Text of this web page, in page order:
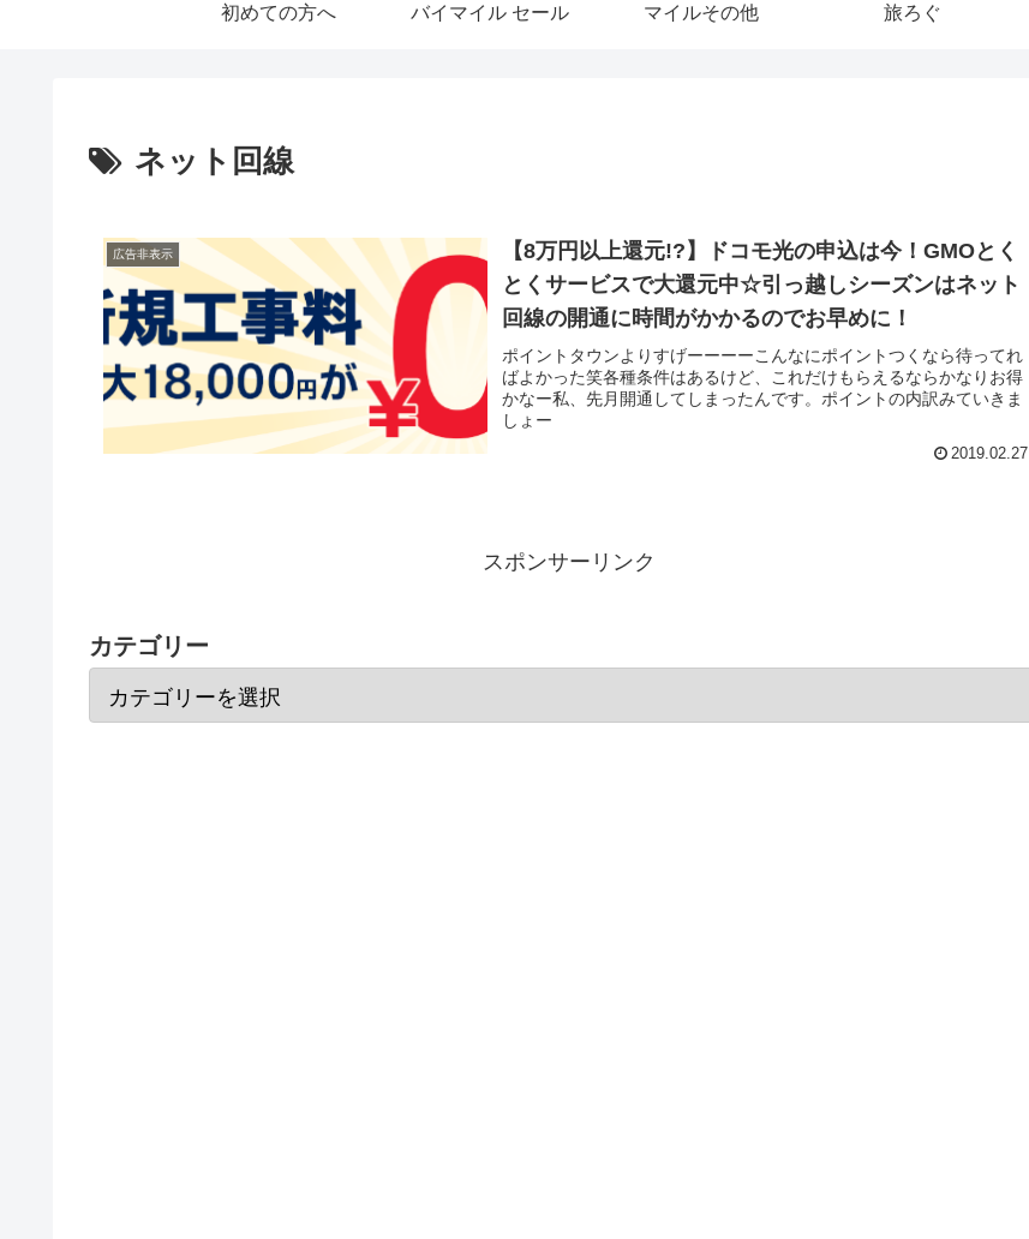
初めての方へ バイマイル セール マイルその他 旅ろぐ
ネット回線
広告非表示
【8万円以上還元!?】ドコモ光の申込は今！GMOとく
とくサービスで大還元中☆引っ越しシーズンはネット
回線の開通に時間がかかるのでお早めに！
ポイントタウンよりすげーーーーこんなにポイントつくなら待ってれ
ばよかった笑各種条件はあるけど、これだけもらえるならかなりお得
かなー私、先月開通してしまったんです。ポイントの内訳みていきま
しょー
2019.02.27
スポンサーリンク
カテゴリー